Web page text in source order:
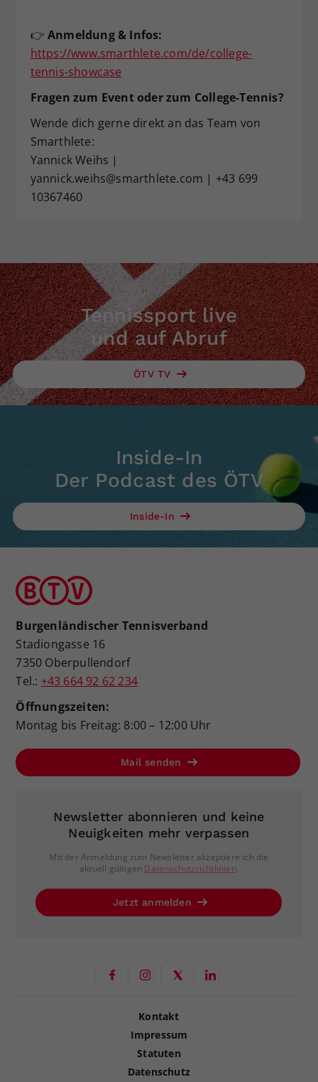
👉 Anmeldung & Infos:
https://www.smarthlete.com/de/college-
tennis-showcase
Fragen zum Event oder zum College-Tennis?
Wende dich gerne direkt an das Team von
Smarthlete:
Yannick Weihs |
yannick.weihs@smarthlete.com | +43 699
10367460
Tennissport live
und auf Abruf
ÖTV TV
Inside-In
Der Podcast des ÖTV
Inside-In
Burgenländischer Tennisverband
Stadiongasse 16
7350 Oberpullendorf
Tel.: +43 664 92 62 234
Öffnungszeiten:
Montag bis Freitag: 8:00 – 12:00 Uhr
Mail senden
Newsletter abonnieren und keine
Neuigkeiten mehr verpassen
Mit der Anmeldung zum Newsletter akzeptiere ich die
aktuell gültigen Datenschutzrichtlinien.
Jetzt anmelden
Kontakt
Impressum
Statuten
Datenschutz